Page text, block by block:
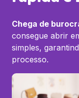
Chega de
consegue abrir
simples,
processo.